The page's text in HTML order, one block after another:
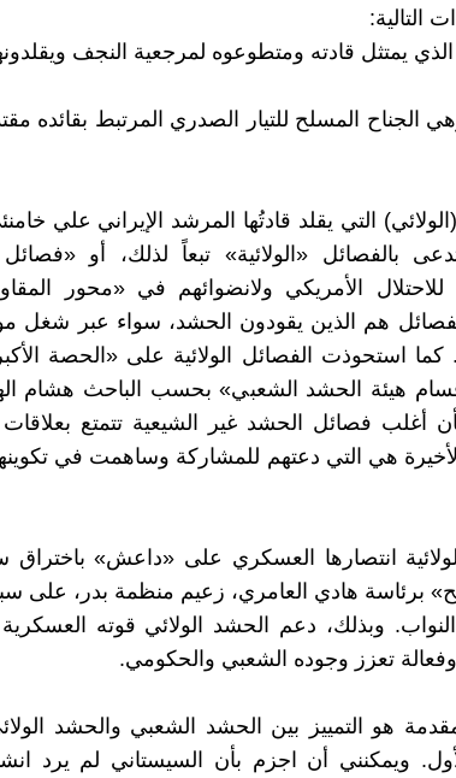
التالية:
الجناح المسلح للتيار الصدري المرتبط بقائده
التي يقلد قادتُها المرشد الإيراني علي
تدعى بالفصائل «الولائية» تبعاً لذلك، أو
للاحتلال الأمريكي ولانضوائهم في «محور
هم الذين يقودون الحشد، سواء عبر شغل
كما استحوذت الفصائل الولائية على «الحصة
أغلب فصائل الحشد غير الشيعية تتمتع
والأخيرة هي التي دعتهم للمشاركة وساهمت في
انتصارها العسكري على «داعش» باختراق
برئاسة هادي العامري، زعيم منظمة بدر، على
وبذلك، دعم الحشد الولائي قوته العسكرية
تعزز وجوده الشعبي والحكومي.
هو التمييز بين الحشد الشعبي والحشد
ويمكنني أن اجزم بأن السيستاني لم يرد